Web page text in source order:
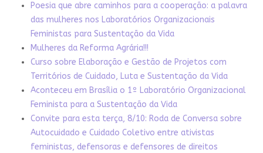
Poesia que abre caminhos para a cooperação: a palavra
das mulheres nos Laboratórios Organizacionais
Feministas para Sustentação da Vida
Mulheres da Reforma Agrária!!!
Curso sobre Elaboração e Gestão de Projetos com
Territórios de Cuidado, Luta e Sustentação da Vida
Aconteceu em Brasília o 1º Laboratório Organizacional
Feminista para a Sustentação da Vida
Convite para esta terça, 8/10: Roda de Conversa sobre
Autocuidado e Cuidado Coletivo entre ativistas
feministas, defensoras e defensores de direitos